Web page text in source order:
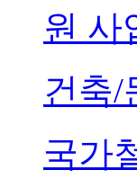
원 사
건축/
국가